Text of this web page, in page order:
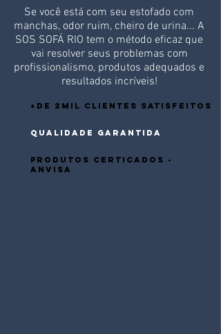
Se você está com seu estofado com
manchas, odor ruim, cheiro de urina... A
SOS SOFÁ RIO tem o método eficaz que
vai resolver seus problemas com
profissionalismo, produtos adequados e
resultados incríveis!
+DE 2MIL CLIENTES SATISFEITOS
QUALIDADE GARANTIDA
PRODUTOS CERTICADOS -
ANVISA